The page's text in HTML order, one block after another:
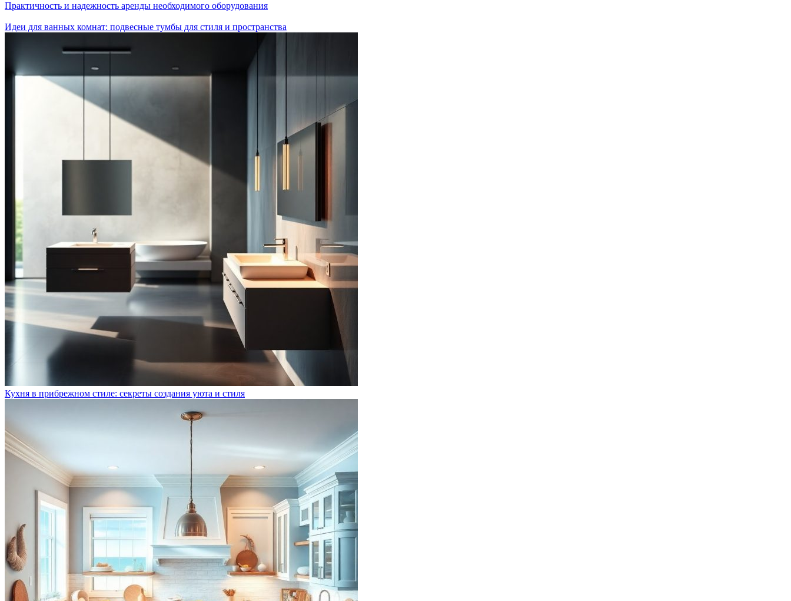
Практичность и надежность аренды необходимого оборудования
Идеи для ванных комнат: подвесные тумбы для стиля и пространства
Кухня в прибрежном стиле: секреты создания уюта и стиля